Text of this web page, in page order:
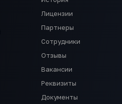
Лицензии
Партнеры
Сотрудники
Отзывы
Вакансии
Реквизиты
Документы